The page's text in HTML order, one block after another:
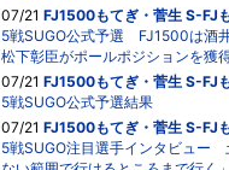
07/21 FJ1500もてぎ・菅生 S-FJ
5戦SUGO公式予選 FJ1500は酒
松下彰臣がポールポジションを獲
07/21 FJ1500もてぎ・菅生 S-FJ
5戦SUGO公式予選結果
07/21 FJ1500もてぎ・菅生 S-FJ
5戦SUGO注目選手インタビュー